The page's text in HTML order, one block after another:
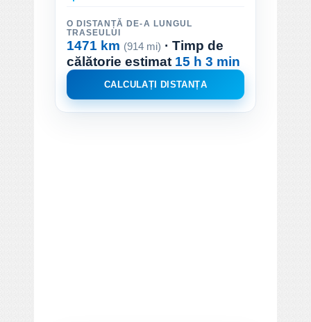
O DISTANȚĂ DE-A LUNGUL
TRASEULUI
1471 km (914 mi) · Timp de
călătorie estimat 15 h 3 min
CALCULAȚI DISTANȚA